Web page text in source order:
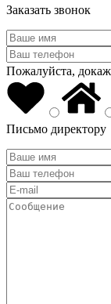
Заказать звонок
Пожалуйста,
Письмо директору